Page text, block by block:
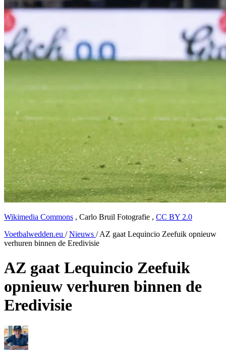
Wikimedia Commons , Carlo Bruil Fotografie , CC BY 2.0
Voetbalwedden.eu / Nieuws / AZ gaat Lequincio Zeefuik opnieuw
verhuren binnen de Eredivisie
AZ gaat Lequincio Zeefuik
opnieuw verhuren binnen de
Eredivisie